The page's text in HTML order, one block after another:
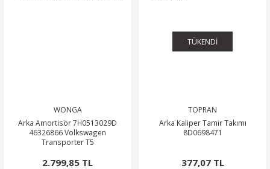
WONGA
Arka Amortisör 7H0513029D
46326866 Volkswagen
Transporter T5
2.799,85 TL
TÜKENDİ
TOPRAN
Arka Kaliper Tamir Takımı
8D0698471
377,07 TL